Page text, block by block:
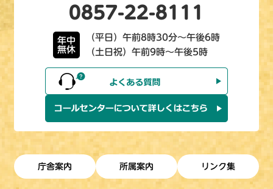
0857-22-8111
年中
無休
（平日）午前8時30分～午後6時
（土日祝）午前9時～午後5時
庁舎案内 所属案内 リンク集